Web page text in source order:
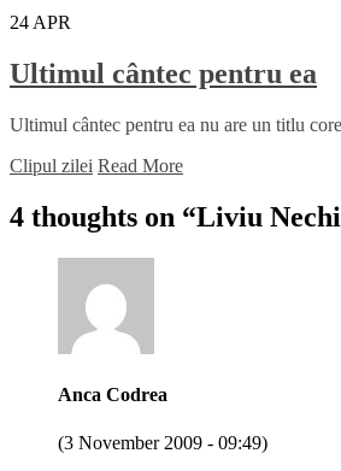
24 APR
Ultimul cântec pentru ea
Ultimul cântec pentru ea nu are un titlu
Clipul zilei Read More
4 thoughts on “Liviu
Anca Codrea
(3 November 2009 - 09:49)